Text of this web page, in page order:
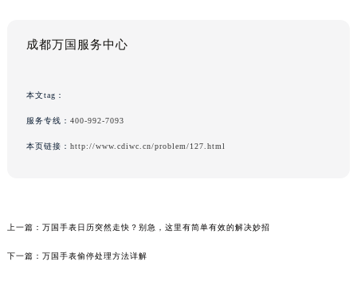
成都万国服务中心
本文tag：
服务专线： 400-992-7093
本页链接： http://www.cdiwc.cn/problem/127.html
上一篇： 万国手表日历突然走快？别急，这里有简单有效的解决妙招
下一篇： 万国手表偷停处理方法详解